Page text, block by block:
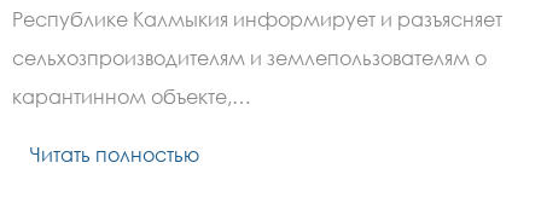
Республике Калмыкия информирует и разъясняет
сельхозпроизводителям и землепользователям о
карантинном объекте,…
Читать полностью